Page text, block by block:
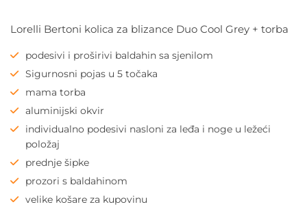
Lorelli Bertoni kolica za blizance Duo Cool Grey + torba
podesivi i proširivi baldahin sa sjenilom
Sigurnosni pojas u 5 točaka
mama torba
aluminijski okvir
individualno podesivi nasloni za leđa i noge u ležeći
položaj
prednje šipke
prozori s baldahinom
velike košare za kupovinu